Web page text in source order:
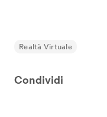
Realtà Virtuale
Condividi